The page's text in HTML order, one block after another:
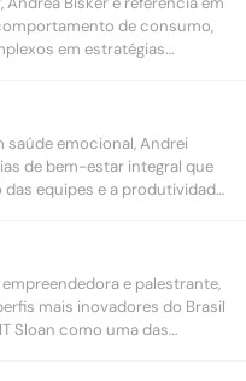
de consumo,
em estratégias
saúde emocional, Andrei
de bem-estar integral que
equipes e a produtividade
e palestrante,
mais inovadores do Brasil
Sloan como uma das